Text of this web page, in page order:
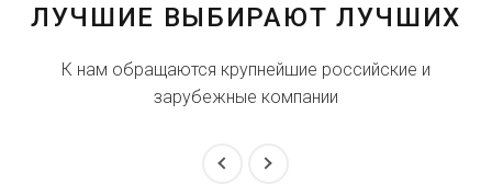
ЛУЧШИЕ ВЫБИРАЮТ ЛУЧШИХ
К нам обращаются крупнейшие российские и
зарубежные компании